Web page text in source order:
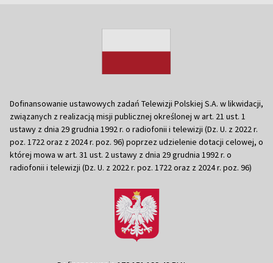
Dofinansowanie ustawowych zadań Telewizji Polskiej S.A. w likwidacji,
związanych z realizacją misji publicznej określonej w art. 21 ust. 1
ustawy z dnia 29 grudnia 1992 r. o radiofonii i telewizji (Dz. U. z 2022 r.
poz. 1722 oraz z 2024 r. poz. 96) poprzez udzielenie dotacji celowej, o
której mowa w art. 31 ust. 2 ustawy z dnia 29 grudnia 1992 r. o
radiofonii i telewizji (Dz. U. z 2022 r. poz. 1722 oraz z 2024 r. poz. 96)